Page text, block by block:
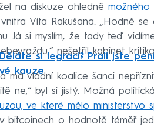
na diskuze ohledně možného
vnitra Víta Rakušana. „Hodně
Já si myslím, že tady teď
nešetřil kabinet
si legraci? Prali jste
kauze
má vládní koalice šanci
ne,“ byl si jistý. Možná
ve které mělo ministerstvo
bitcoinech o hodnotě téměř